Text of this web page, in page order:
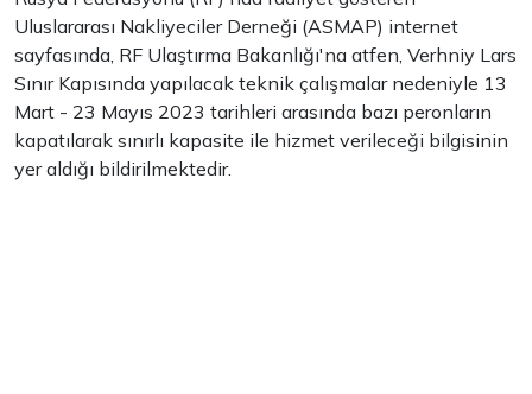
Uluslararası Nakliyeciler Derneği (ASMAP) internet
sayfasında, RF Ulaştırma Bakanlığı'na atfen, Verhniy Lars
Sınır Kapısında yapılacak teknik çalışmalar nedeniyle 13
Mart - 23 Mayıs 2023 tarihleri arasında bazı peronların
kapatılarak sınırlı kapasite ile hizmet verileceği bilgisinin
yer aldığı bildirilmektedir.